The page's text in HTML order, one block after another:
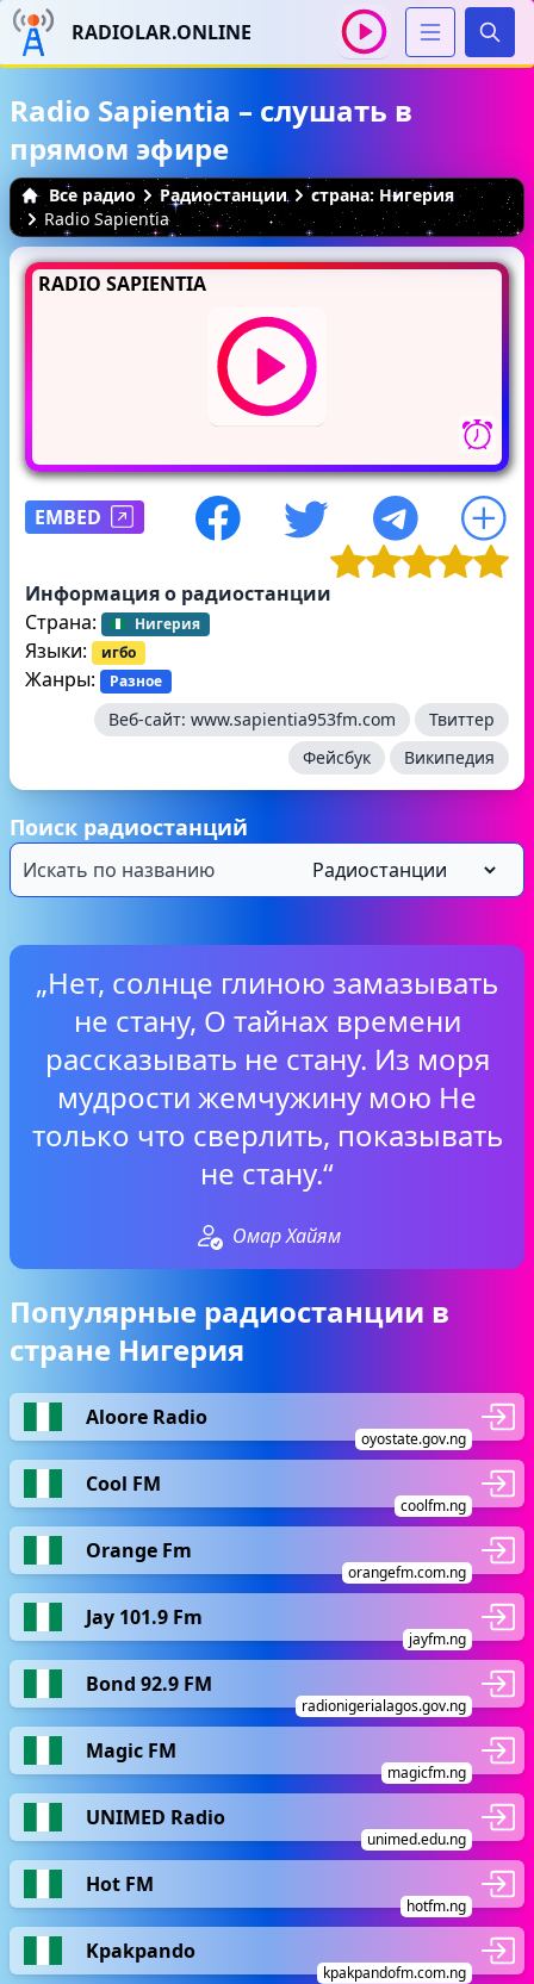
RADIOLAR.ONLINE
Radio Sapientia – слушать в
прямом эфире
Все радио Радиостанции
страна: Нигерия
Radio Sapientia
RADIO SAPIENTIA
EMBED
Информация о радиостанции
Страна:
Нигерия
Языки: игбо
Жанры: Разное
Веб-сайт: www.sapientia953fm.com
Твиттер
Фейсбук
Википедия
Поиск радиостанций
„Нет, солнце глиною замазывать
не стану, О тайнах времени
рассказывать не стану. Из моря
мудрости жемчужину мою Не
только что сверлить, показывать
не стану.“
Омар Хайям
Популярные радиостанции в
стране Нигерия
Aloore Radio
oyostate.gov.ng
Cool FM
coolfm.ng
Orange Fm
orangefm.com.ng
Jay 101.9 Fm
jayfm.ng
Bond 92.9 FM
radionigerialagos.gov.ng
Magic FM
magicfm.ng
UNIMED Radio
unimed.edu.ng
Hot FM
hotfm.ng
Kpakpando
kpakpandofm.com.ng